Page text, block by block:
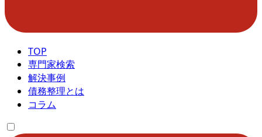
TOP
専門家検索
解決事例
債務整理とは
コラム